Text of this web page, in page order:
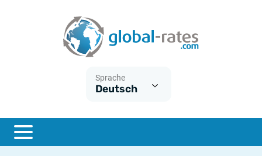
Sprache
Deutsch
ESTER
Was ist die VPI-Inflation?
Was ist die HVPI-Inflation?
Deutsche inflation
Historische Euribor-Sätze
Historische ESTER-Sätze
Historische SOFR-Sätze
Inflationsrechner